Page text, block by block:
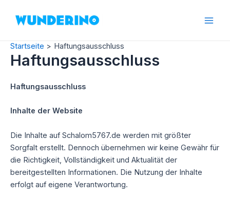
Inhalt
Startseite Haftungsausschluss
Haftungsausschluss
Haftungsausschluss
Inhalte der Website
Die Inhalte auf Schalom5767.de werden mit größter
Sorgfalt erstellt. Dennoch übernehmen wir keine Gewähr für
die Richtigkeit, Vollständigkeit und Aktualität der
bereitgestellten Informationen. Die Nutzung der Inhalte
erfolgt auf eigene Verantwortung.